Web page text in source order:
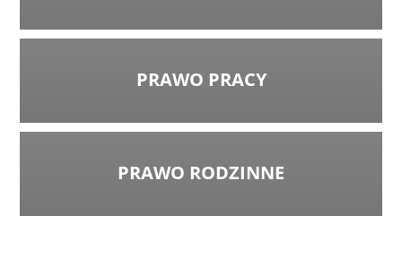
PRAWO PRACY
PRAWO RODZINNE